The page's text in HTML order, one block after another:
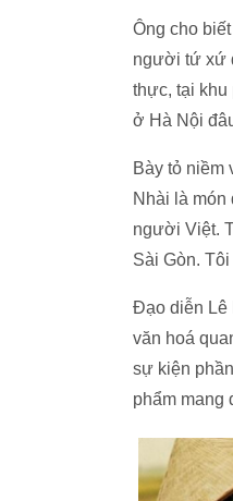
Ông cho
người tứ xứ
thực, tại
ở Hà Nội
Bày tỏ niềm
Nhài là
người Việt.
Sài Gòn.
Đạo diễn Lê
văn hoá
sự kiện
phẩm mang